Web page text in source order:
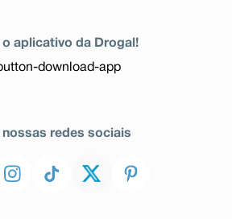
o aplicativo da Drogal!
nossas redes sociais